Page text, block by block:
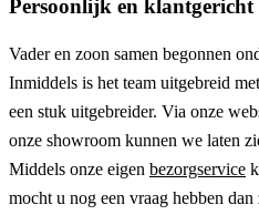
Persoonlijk en klantgericht
Vader en zoon samen begonnen
Inmiddels is het team uitgebreid
een stuk uitgebreider. Via onze
onze showroom kunnen we laten
Middels onze eigen bezorgservice
mocht u nog een vraag hebben